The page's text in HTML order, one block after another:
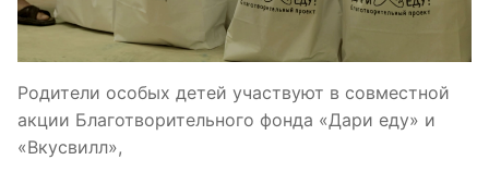
Родители особых детей участвуют в совместной
акции Благотворительного фонда «Дари еду» и
«Вкусвилл»,